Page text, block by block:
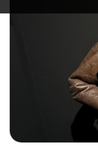
Ambachten &
Kastelen,
Folklore & lokale
Geschiedenis
Grotten
Tuinen, parken &
Aquariums,
Toeristische boten &
Railbikes &
DE